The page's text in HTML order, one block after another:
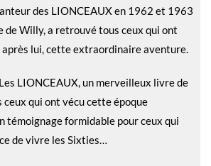
des LIONCEAUX en 1962 et 1963
de Willy, a retrouvé tous ceux qui ont
après lui, cette extraordinaire aventure.
LIONCEAUX, un merveilleux livre de
qui ont vécu cette époque
témoignage formidable pour ceux qui
de vivre les Sixties…